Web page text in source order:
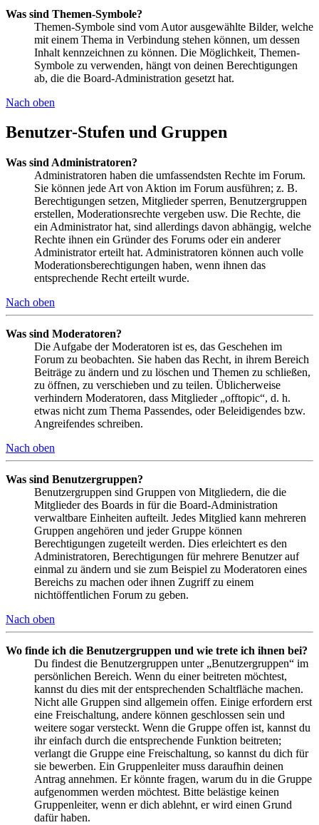
Was sind Themen-Symbole?
Themen-Symbole sind vom Autor ausgewählte Bilder, welche
mit einem Thema in Verbindung stehen können, um dessen
Inhalt kennzeichnen zu können. Die Möglichkeit, Themen-
Symbole zu verwenden, hängt von deinen Berechtigungen
ab, die die Board-Administration gesetzt hat.
Nach oben
Benutzer-Stufen und Gruppen
Was sind Administratoren?
Administratoren haben die umfassendsten Rechte im Forum.
Sie können jede Art von Aktion im Forum ausführen; z. B.
Berechtigungen setzen, Mitglieder sperren, Benutzergruppen
erstellen, Moderationsrechte vergeben usw. Die Rechte, die
ein Administrator hat, sind allerdings davon abhängig, welche
Rechte ihnen ein Gründer des Forums oder ein anderer
Administrator erteilt hat. Administratoren können auch volle
Moderationsberechtigungen haben, wenn ihnen das
entsprechende Recht erteilt wurde.
Nach oben
Was sind Moderatoren?
Die Aufgabe der Moderatoren ist es, das Geschehen im
Forum zu beobachten. Sie haben das Recht, in ihrem Bereich
Beiträge zu ändern und zu löschen und Themen zu schließen,
zu öffnen, zu verschieben und zu teilen. Üblicherweise
verhindern Moderatoren, dass Mitglieder „offtopic“, d. h.
etwas nicht zum Thema Passendes, oder Beleidigendes bzw.
Angreifendes schreiben.
Nach oben
Was sind Benutzergruppen?
Benutzergruppen sind Gruppen von Mitgliedern, die die
Mitglieder des Boards in für die Board-Administration
verwaltbare Einheiten aufteilt. Jedes Mitglied kann mehreren
Gruppen angehören und jeder Gruppe können
Berechtigungen zugeteilt werden. Dies erleichtert es den
Administratoren, Berechtigungen für mehrere Benutzer auf
einmal zu ändern und sie zum Beispiel zu Moderatoren eines
Bereichs zu machen oder ihnen Zugriff zu einem
nichtöffentlichen Forum zu geben.
Nach oben
Wo finde ich die Benutzergruppen und wie trete ich ihnen bei?
Du findest die Benutzergruppen unter „Benutzergruppen“ im
persönlichen Bereich. Wenn du einer beitreten möchtest,
kannst du dies mit der entsprechenden Schaltfläche machen.
Nicht alle Gruppen sind allgemein offen. Einige erfordern erst
eine Freischaltung, andere können geschlossen sein und
weitere sogar versteckt. Wenn die Gruppe offen ist, kannst du
ihr einfach durch die entsprechende Funktion beitreten;
verlangt die Gruppe eine Freischaltung, so kannst du dich für
sie bewerben. Ein Gruppenleiter muss daraufhin deinen
Antrag annehmen. Er könnte fragen, warum du in die Gruppe
aufgenommen werden möchtest. Bitte belästige keinen
Gruppenleiter, wenn er dich ablehnt, er wird einen Grund
dafür haben.